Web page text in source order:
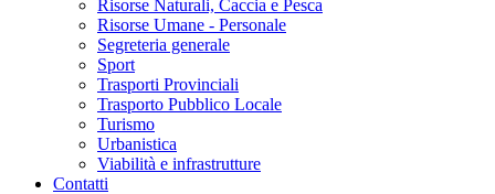
Risorse Naturali, Caccia e Pesca
Risorse Umane - Personale
Segreteria generale
Sport
Trasporti Provinciali
Trasporto Pubblico Locale
Turismo
Urbanistica
Viabilità e infrastrutture
Contatti